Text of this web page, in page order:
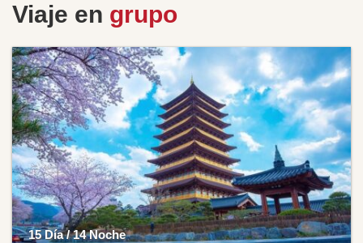
Viaje en grupo
15 Día / 14 Noche